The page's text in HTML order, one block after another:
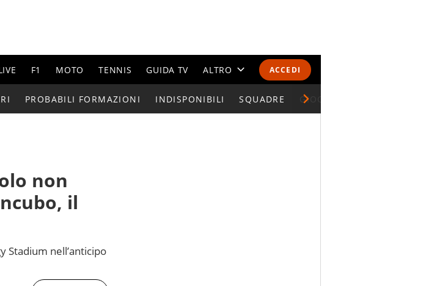
ACCEDI
F1 MOTO TENNIS GUIDA TV ALTRO
CALENDARI E CLASSIFICHE
PROBABILI FORMAZIONI INDISPONIBILI SQUADRE GIOCATORI SERIE A
non
il
Stadium nell’anticipo